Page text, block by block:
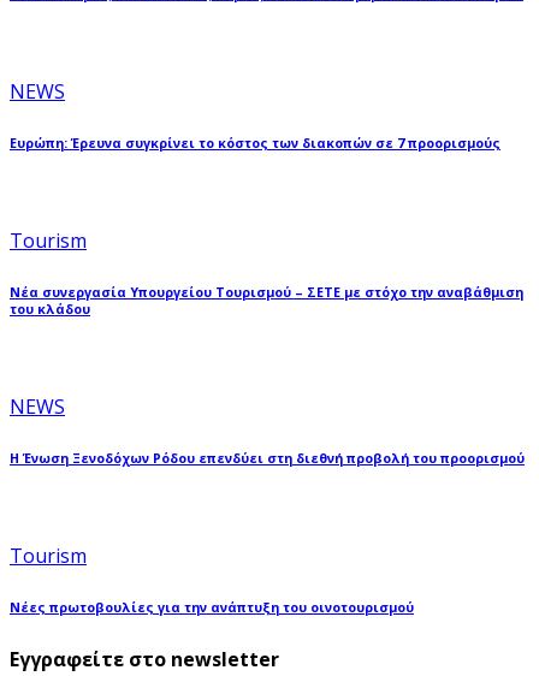
NEWS
Ευρώπη: Έρευνα συγκρίνει το κόστος των διακοπών σε 7 προορισμούς
Tourism
Νέα συνεργασία Υπουργείου Τουρισμού – ΣΕΤΕ με στόχο την αναβάθμιση
του κλάδου
NEWS
Η Ένωση Ξενοδόχων Ρόδου επενδύει στη διεθνή προβολή του προορισμού
Tourism
Νέες πρωτοβουλίες για την ανάπτυξη του οινοτουρισμού
Εγγραφείτε στο newsletter